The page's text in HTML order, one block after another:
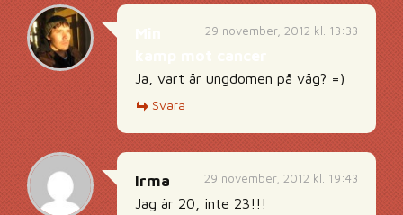
29 november, 2012 kl. 13:33
Ja, vart är ungdomen på väg? =)
Svara
29 november, 2012 kl. 19:43
Irma
Jag är 20, inte 23!!!